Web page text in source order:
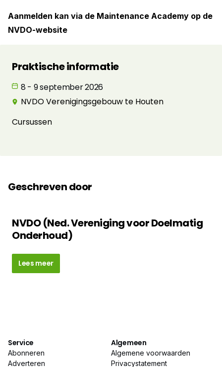
Aanmelden kan via de Maintenance Academy op de
NVDO-website
Praktische informatie
8 - 9 september 2026
NVDO Verenigingsgebouw te Houten
Cursussen
Geschreven door
NVDO (Ned. Vereniging voor Doelmatig
Onderhoud)
Lees meer
Service
Abonneren
Adverteren
Algemeen
Algemene voorwaarden
Privacystatement